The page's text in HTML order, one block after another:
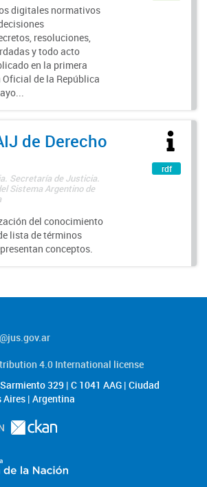
digitales normativos
resoluciones,
y todo acto
en la primera
de la República
de Derecho
Secretaría de Justicia.
Sistema Argentino de
del conocimiento
lista de términos
conceptos.
rdf
4.0 International license
329 | C 1041 AAG | Ciudad
Aires | Argentina